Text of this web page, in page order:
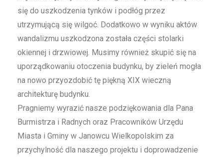
się do uszkodzenia tynków i podłóg przez
utrzymującą się wilgoć. Dodatkowo w wyniku aktów
wandalizmu uszkodzona została części stolarki
okiennej i drzwiowej. Musimy również skupić się na
uporządkowaniu otoczenia budynku, by zieleń mogła
na nowo przyozdobić tę piękną XIX wieczną
architekturę budynku.
Pragniemy wyrazić nasze podziękowania dla Pana
Burmistrza i Radnych oraz Pracowników Urzędu
Miasta i Gminy w Janowcu Wielkopolskim za
przychylność dla naszego projektu i doprowadzenie